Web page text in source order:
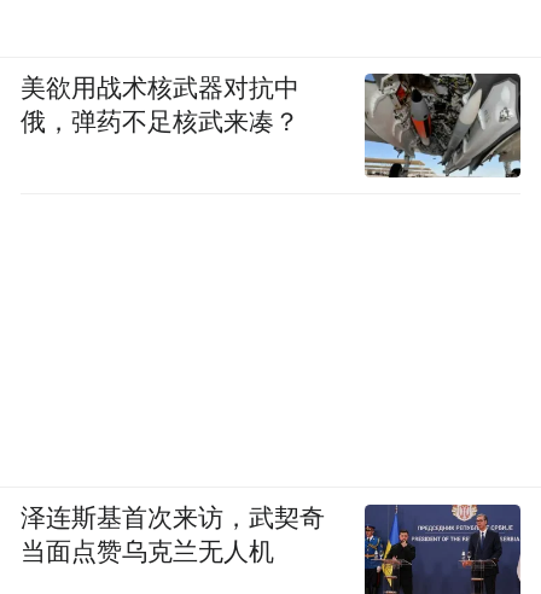
美欲用战术核武器对抗中
俄，弹药不足核武来凑？
泽连斯基首次来访，武契奇
当面点赞乌克兰无人机